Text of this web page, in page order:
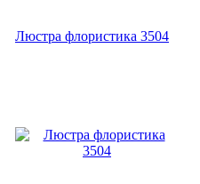
Люстра флористика 3504